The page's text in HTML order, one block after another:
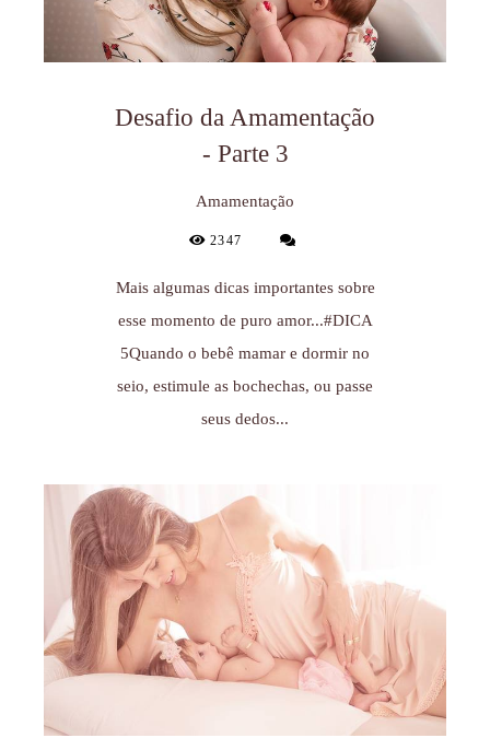
Desafio da Amamentação
- Parte 3
Amamentação
2347
Mais algumas dicas importantes sobre
esse momento de puro amor...#DICA
5Quando o bebê mamar e dormir no
seio, estimule as bochechas, ou passe
seus dedos...